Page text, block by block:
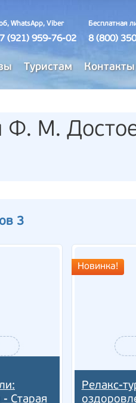
WhatsApp, Viber
(921) 959-76-02
Бесплатная
8 (800)
Туристам Контакты
Ф. М.
3
Старая
Релакс-
Новинка!